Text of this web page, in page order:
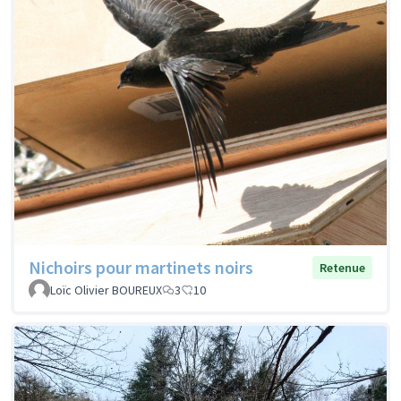
Nichoirs pour martinets noirs
Retenue
Loïc Olivier BOUREUX
3 10